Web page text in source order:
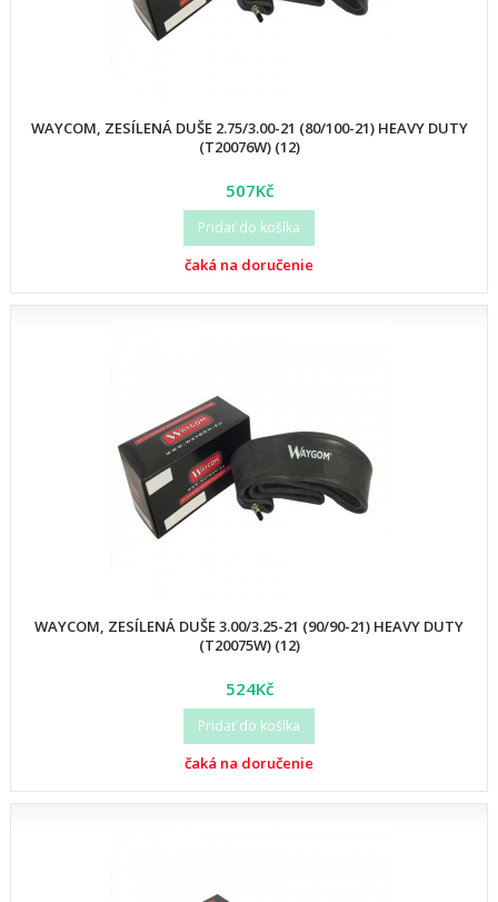
WAYCOM, ZESÍLENÁ DUŠE 2.75/3.00-21 (80/100-21) HEAVY DUTY
(T20076W) (12)
507Kč
Pridať do košíka
čaká na doručenie
WAYCOM, ZESÍLENÁ DUŠE 3.00/3.25-21 (90/90-21) HEAVY DUTY
(T20075W) (12)
524Kč
Pridať do košíka
čaká na doručenie